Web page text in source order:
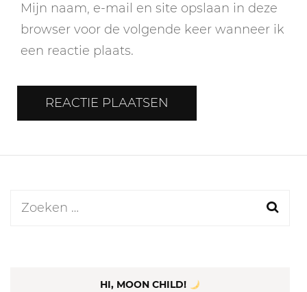
Mijn naam, e-mail en site opslaan in deze
browser voor de volgende keer wanneer ik
een reactie plaats.
Zoeken
HI, MOON CHILD!